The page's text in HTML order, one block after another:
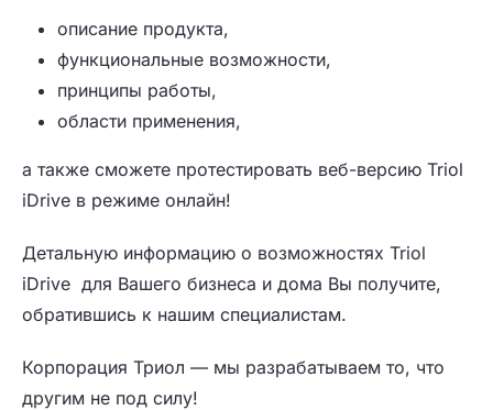
описание продукта,
функциональные возможности,
принципы работы,
области применения,
а также сможете протестировать веб-версию Triol
iDrive в режиме онлайн!
Детальную информацию о возможностях Triol
iDrive для Вашего бизнеса и дома Вы получите,
обратившись к нашим специалистам.
Корпорация Триол — мы разрабатываем то, что
другим не под силу!